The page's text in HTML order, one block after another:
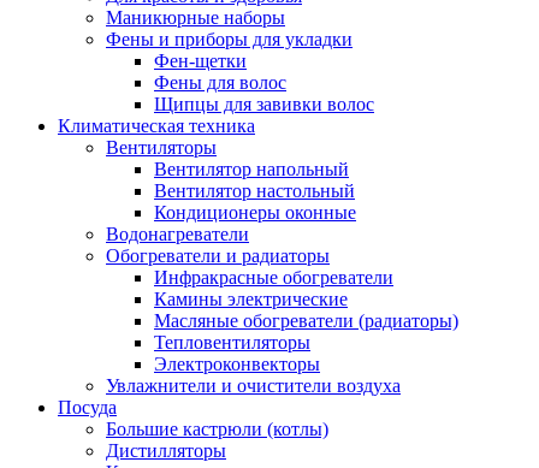
Маникюрные наборы
Фены и приборы для укладки
Фен-щетки
Фены для волос
Щипцы для завивки волос
Климатическая техника
Вентиляторы
Вентилятор напольный
Вентилятор настольный
Кондиционеры оконные
Водонагреватели
Обогреватели и радиаторы
Инфракрасные обогреватели
Камины электрические
Масляные обогреватели (радиаторы)
Тепловентиляторы
Электроконвекторы
Увлажнители и очистители воздуха
Посуда
Большие кастрюли (котлы)
Дистилляторы